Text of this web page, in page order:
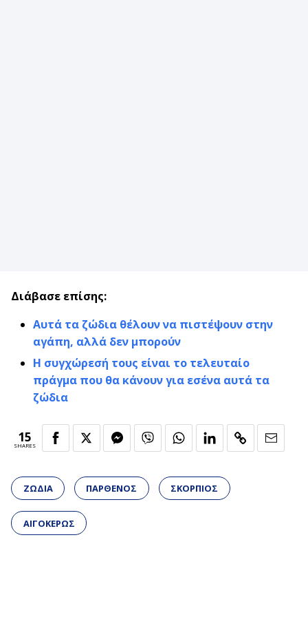
Διάβασε επίσης:
Αυτά τα ζώδια θέλουν να πιστέψουν στην
αγάπη, αλλά δεν μπορούν
Η συγχώρεσή τους είναι το τελευταίο
πράγμα που θα κάνουν για εσένα αυτά τα
ζώδια
15
SHARES
ΖΩΔΙΑ ΠΑΡΘΕΝΟΣ ΣΚΟΡΠΙΟΣ
ΑΙΓΟΚΕΡΩΣ